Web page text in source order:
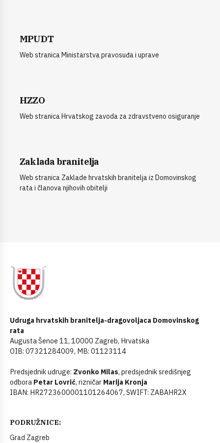
MPUDT
Web stranica Ministarstva pravosuđa i uprave
HZZO
Web stranica Hrvatskog zavoda za zdravstveno osiguranje
Zaklada branitelja
Web stranica Zaklade hrvatskih branitelja iz Domovinskog
rata i članova njihovih obitelji
Udruga hrvatskih branitelja-dragovoljaca Domovinskog
rata
Augusta Šenoe 11, 10000 Zagreb, Hrvatska
OIB: 07321284009, MB: 01123114
Predsjednik udruge: Zvonko Milas, predsjednik središnjeg
odbora Petar Lovrić, rizničar Marija Kronja
IBAN: HR2723600001101264067, SWIFT: ZABAHR2X
PODRUŽNICE:
Grad Zagreb